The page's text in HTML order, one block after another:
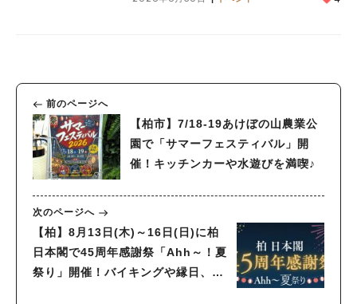
前のページへ
【柏市】7/18-19あけぼの山農業公
園で「サマーフェスティバル」開
催！キッチンカーや水遊びを満喫♪
次のページへ
【柏】8月13日(木)～16日(日)に柏
日本閣で45周年感謝祭「Ahh～！夏
祭り」開催！バイキングや縁日、マ